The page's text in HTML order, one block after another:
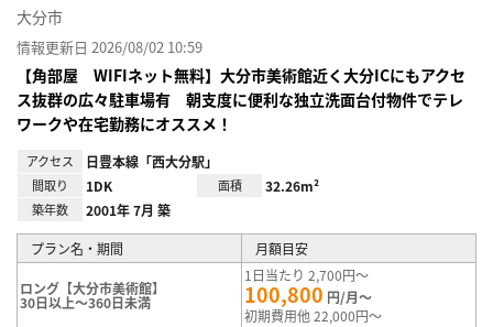
大分市
情報更新日 2026/08/02 10:59
【角部屋 WIFIネット無料】大分市美術館近く大分ICにもアクセ
ス抜群の広々駐車場有 朝支度に便利な独立洗面台付物件でテレ
ワークや在宅勤務にオススメ！
アクセス 日豊本線「西大分駅」
間取り 1DK 面積 32.26m²
築年数 2001年 7月 築
プラン名・期間 月額目安
ロング【大分市美術館】
30日以上～360日未満
1日当たり 2,700円～
100,800 円/月～
初期費用他 22,000円～